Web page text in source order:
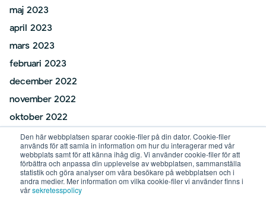
Den här webbplatsen sparar cookie-filer på din dator. Cookie-filer
används för att samla in information om hur du interagerar med vår
webbplats samt för att känna ihåg dig. Vi använder cookie-filer för att
förbättra och anpassa din upplevelse av webbplatsen, sammanställa
statistik och göra analyser om våra besökare på webbplatsen och i
andra medier. Mer information om vilka cookie-filer vi använder finns i
vårsekretesspolicy
maj 2023
april 2023
mars 2023
februari 2023
december 2022
november 2022
oktober 2022
juni 2022
maj 2022
februari 2022
januari 2022